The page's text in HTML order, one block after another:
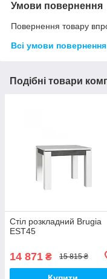
Умови повернення
Повернення товару
Всі умови повернення
Подібні товари
Стіл розкладний Brugia
EST45
14 871 ₴ 15 815 ₴